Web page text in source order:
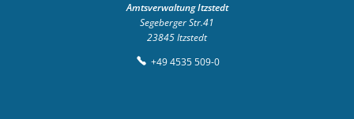
Amtsverwaltung Itzstedt
Segeberger Str.41
23845Itzstedt
+49 4535 509-0